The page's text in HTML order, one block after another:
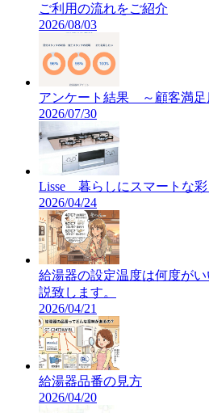
ご利用の流れをご紹介
2026/08/03
アンケート結果 ～顧客満足
2026/07/30
Lisse 暮らしにスマートな彩
2026/04/24
給湯器の設定温度は何度が
説致します。
2026/04/21
給湯器品番の見方
2026/04/20